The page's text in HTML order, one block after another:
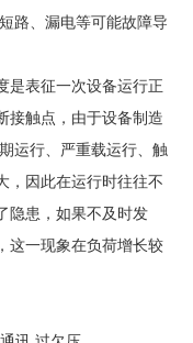
路、漏电等可能故障导
是表征一次设备运行正
接触点，由于设备制造
期运行、严重载运行、触
，因此在运行时往往不
隐患，如果不及时发
这一现象在负荷增长较